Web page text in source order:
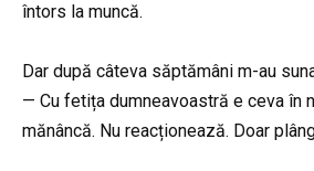
întors la muncă.
Dar după câteva săptămâni m-au
— Cu fetița dumneavoastră e ceva în
mănâncă. Nu reacționează. Doar